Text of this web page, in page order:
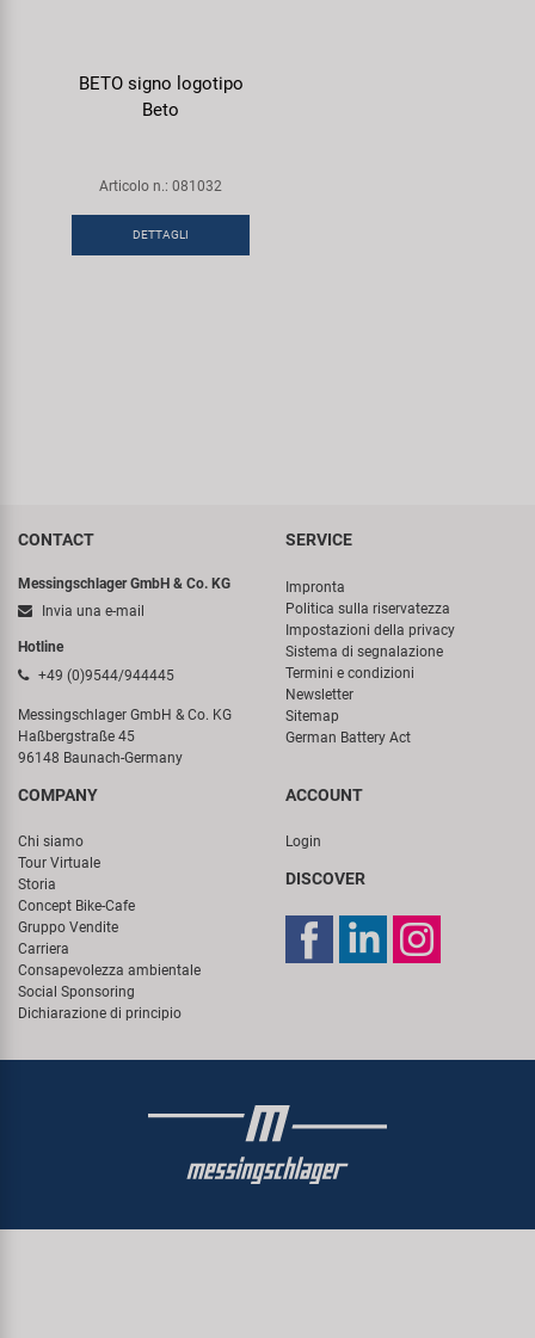
BETO signo logotipo
Beto
Articolo n.: 081032
DETTAGLI
CONTACT
Messingschlager GmbH & Co. KG
Invia una e-mail
Hotline
+49 (0)9544/944445
Messingschlager GmbH & Co. KG
Haßbergstraße 45
96148 Baunach-Germany
SERVICE
Impronta
Politica sulla riservatezza
Impostazioni della privacy
Sistema di segnalazione
Termini e condizioni
Newsletter
Sitemap
German Battery Act
COMPANY
Chi siamo
Tour Virtuale
Storia
Concept Bike-Cafe
Gruppo Vendite
Carriera
Consapevolezza ambientale
Social Sponsoring
Dichiarazione di principio
ACCOUNT
Login
DISCOVER